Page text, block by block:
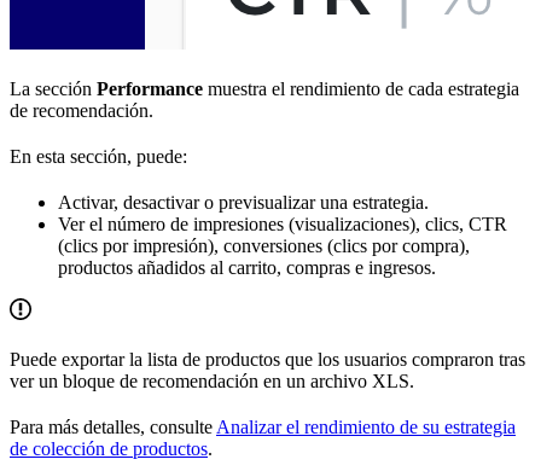
La sección Performance muestra el rendimiento de cada estrategia
de recomendación.
En esta sección, puede:
Activar, desactivar o previsualizar una estrategia.
Ver el número de impresiones (visualizaciones), clics, CTR
(clics por impresión), conversiones (clics por compra),
productos añadidos al carrito, compras e ingresos.
Puede exportar la lista de productos que los usuarios compraron tras
ver un bloque de recomendación en un archivo XLS.
Para más detalles, consulte Analizar el rendimiento de su estrategia
de colección de productos.